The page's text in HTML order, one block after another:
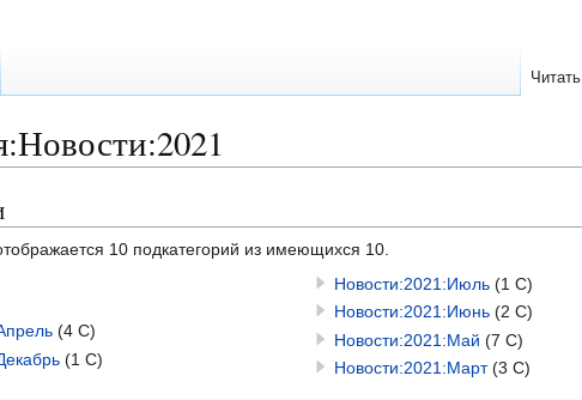
:Новости:2021
10 подкатегорий из имеющихся 10.
(4 С)
(1 С)
Новости:2021:Июль (1 С)
Новости:2021:Июнь (2 С)
Новости:2021:Май (7 С)
Новости:2021:Март (3 С)
Читать